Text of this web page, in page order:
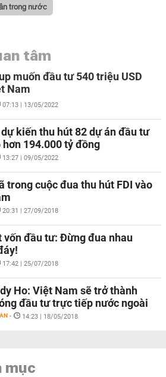
trong nước
tâm
muốn đầu tư 540 triệu USD
Nam
07:13 | 13/05/2022
kiến thu hút 82 dự án đầu tư
hơn 194.000 tỷ đồng
13:27 | 09/05/2022
trong cuộc đua thu hút FDI vào
20:31 | 27/09/2018
vốn đầu tư: Đừng đua nhau
17:42 | 25/07/2018
Ho: Việt Nam sẽ trở thành
đầu tư trực tiếp nước ngoài
- 14:23 | 18/05/2018
mục